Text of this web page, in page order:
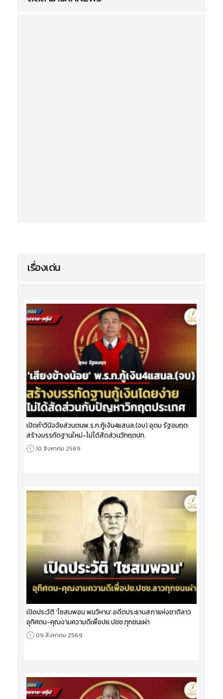
เรื่องเด่น
เปิดคำวินิจฉัยส่วนตนพ.ร.ก.กู้เงิน4แสนล.(จบ) อุดม รัฐอมฤต:
สร้างบรรทัดฐานใหม่-ไม่ได้สัดส่วนวิกฤตปท.
10 สิงหาคม 2569
เปิดประวัติ 'ไซสมพอน พมวิหาน' อดีตประธานสภาแห่งชาติลาว
อุทิศตน-คุณงามความดีเพื่อปย.ปชช.ทุกชนเผ่า
09 สิงหาคม 2569